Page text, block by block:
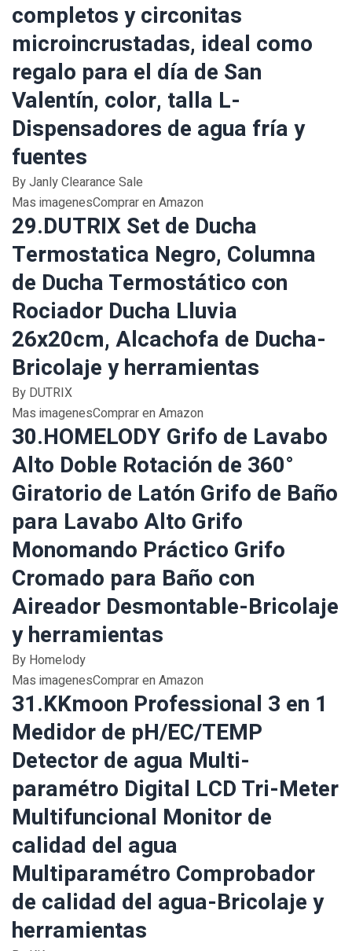
completos y circonitas
microincrustadas, ideal como
regalo para el día de San
Valentín, color, talla L-
Dispensadores de agua fría y
fuentes
By Janly Clearance Sale
Mas imagenesComprar en Amazon
29.DUTRIX Set de Ducha
Termostatica Negro, Columna
de Ducha Termostático con
Rociador Ducha Lluvia
26x20cm, Alcachofa de Ducha-
Bricolaje y herramientas
By DUTRIX
Mas imagenesComprar en Amazon
30.HOMELODY Grifo de Lavabo
Alto Doble Rotación de 360°
Giratorio de Latón Grifo de Baño
para Lavabo Alto Grifo
Monomando Práctico Grifo
Cromado para Baño con
Aireador Desmontable-Bricolaje
y herramientas
By Homelody
Mas imagenesComprar en Amazon
31.KKmoon Professional 3 en 1
Medidor de pH/EC/TEMP
Detector de agua Multi-
paramétro Digital LCD Tri-Meter
Multifuncional Monitor de
calidad del agua
Multiparamétro Comprobador
de calidad del agua-Bricolaje y
herramientas